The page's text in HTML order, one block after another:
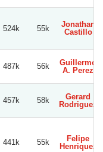
524k 55k
Jonathan
Castillo
487k 56k
Guillermo
A. Perez
457k 58k
Gerard
Rodriguez
441k 55k
Felipe
Henriquez